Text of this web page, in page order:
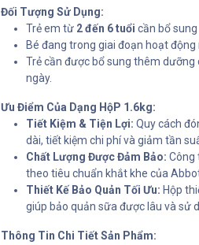
Đối Tượng Sử Dụng:
Trẻ em từ 2 đến 6 tuổi cần bổ
Bé đang trong giai đoạn hoạt
Trẻ cần được bổ sung thêm
ngày.
Ưu Điểm Của Dạng HộP 1.6kg:
Tiết Kiệm & Tiện Lợi: Quy cách
dài, tiết kiệm chi phí và giảm tần
Chất Lượng Được Đảm Bảo: Công
theo tiêu chuẩn khắt khe của
Thiết Kế Bảo Quản Tối Ưu: Hộp
giúp bảo quản sữa được lâu và sử
Thông Tin Chi Tiết Sản Phẩm: